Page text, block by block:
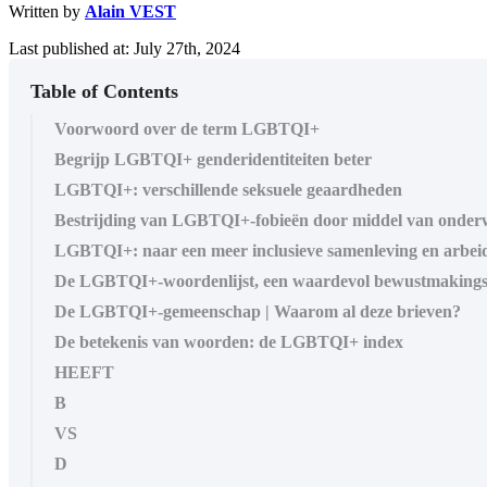
Written by Alain VEST
Last published at: July 27th, 2024
Table of Contents
Voorwoord over de term LGBTQI+
Begrijp LGBTQI+ genderidentiteiten beter
LGBTQI+: verschillende seksuele geaardheden
Bestrijding van LGBTQI+-fobieën door middel van
LGBTQI+: naar een meer inclusieve samenleving en
De LGBTQI+-woordenlijst, een waardevol
De LGBTQI+-gemeenschap | Waarom al deze brieven?
De betekenis van woorden: de LGBTQI+ index
HEEFT
B
VS
D